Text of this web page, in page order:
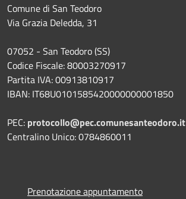
Comune di San Teodoro
Via Grazia Deledda, 31
07052 - San Teodoro (SS)
Codice Fiscale: 80003270917
Partita IVA: 00913810917
IBAN: IT68U0101585420000000001850
PEC: protocollo@pec.comunesanteodoro.it
Centralino Unico: 0784860011
Prenotazione appuntamento